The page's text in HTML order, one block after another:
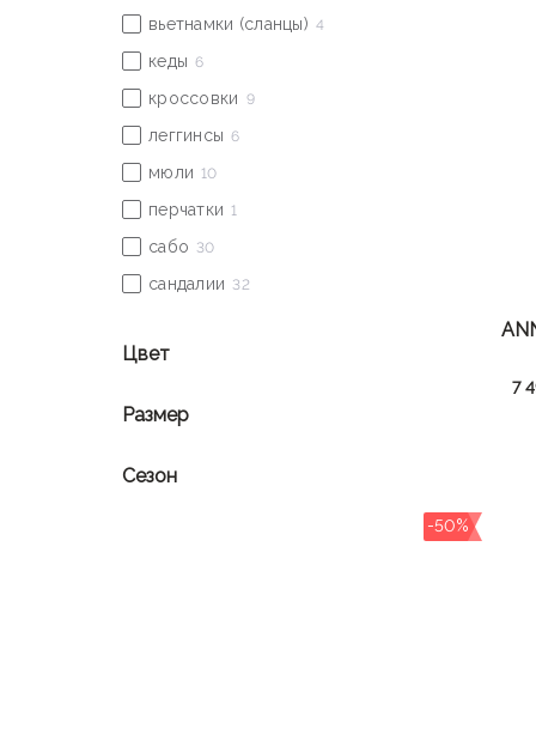
7
-50%
Цвет
Размер
Сезон